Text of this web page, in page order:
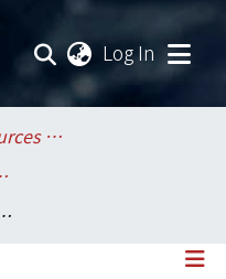
Log In
College of Bioresources and Agriculture / 生物資源暨農學院
學技術學系
y Lipidos